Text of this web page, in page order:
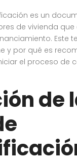
es un
de vivienda
Este
y por qué es
el proceso de
de